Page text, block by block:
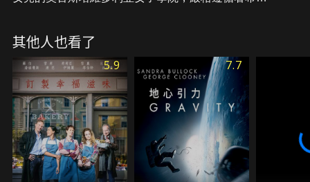
們的監視下，教導這群女孩練習英語。這時，校園中
出現一位前任教師的屍體，也讓湯瑪斯陷入致命危
機…。
其他人也看了
5.9 7.7